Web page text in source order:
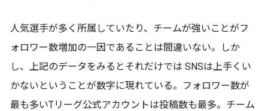
人気選手が多く所属していたり、チームが強いことがフ
ォロワー数増加の一因であることは間違いない。しか
し、上記のデータをみるとそれだけでは SNSは上手くい
かないということが数字に現れている。フォロワー数が
最も多いTリーグ公式アカウントは投稿数も最多。チーム